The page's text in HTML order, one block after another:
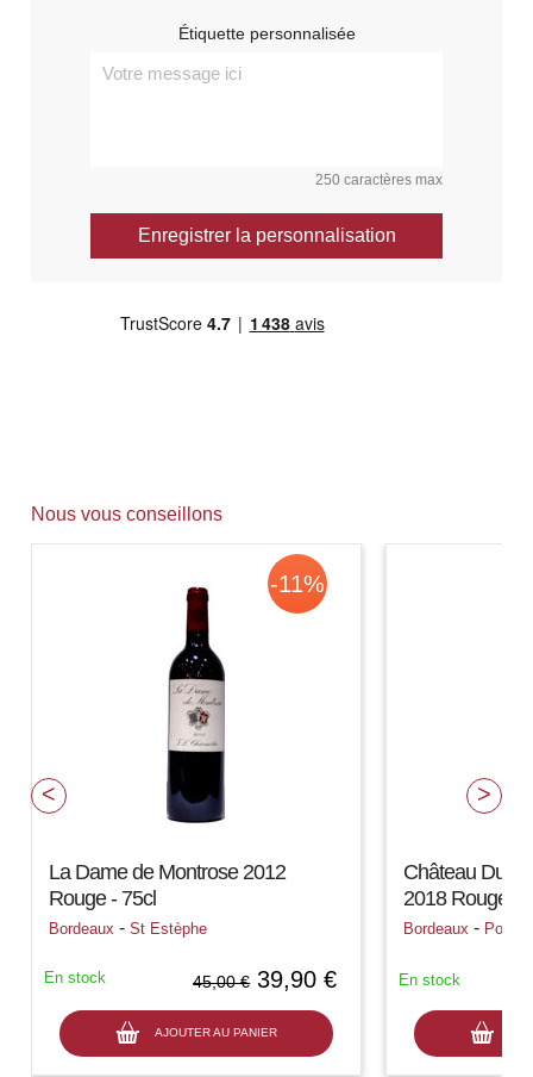
Étiquette personnalisée
250 caractères max
Enregistrer la personnalisation
Nous vous conseillons
La Dame de Montrose 2012
Rouge - 75cl
Bordeaux -St Estèphe
45,00 € 39,90 €
AJOUTER AU PANIER
En stock
-11%
Château Du
2018 Rouge -
Bordeaux -
En stock